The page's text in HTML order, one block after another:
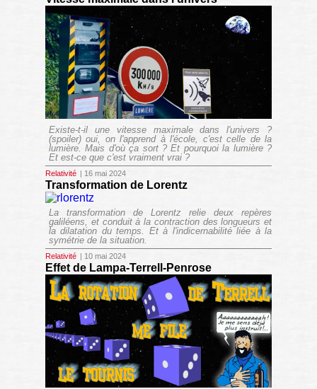
Existe-t-il une vitesse maximale dans l'univers ?
(spoiler) oui, on l'apprend à l'école, c'est celle de la
lumière. Mais d'où ça sort ? Et pourquoi la lumière ?
Et est-ce que c'est vraiment vrai ?
Relativité | 16 mai 2024
Transformation de Lorentz
La transformation de Lorentz relie deux repères
galiléens, et conduit à la contraction des longueurs et
la dilatation du temps. Et à l'indicernabilité liée à la
symétrie de la situation.
Relativité | 10 mai 2024
Effet de Lampa-Terrell-Penrose